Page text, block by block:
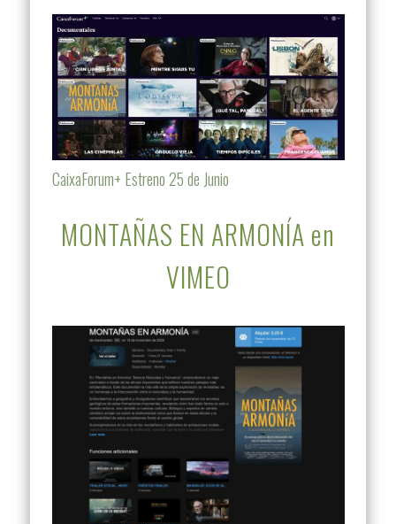
CaixaForum+ Estreno 25 de Junio
MONTAÑAS EN ARMONÍA en
VIMEO